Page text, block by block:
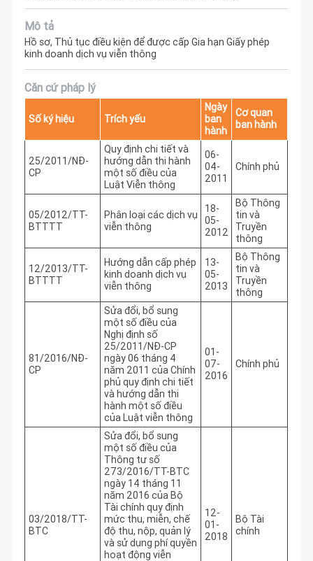
Mô tả
Hồ sơ, Thủ tục điều kiện để được cấp Gia hạn Giấy phép
kinh doanh dịch vụ viễn thông
Căn cứ pháp lý
Số ký hiệu Trích yếu
Ngày
ban
hành
Cơ quan
ban hành
25/2011/NĐ-
CP
Quy định chi tiết và
hướng dẫn thi hành
một số điều của
Luật Viễn thông
06-
04-
2011
Chính phủ
05/2012/TT-
BTTTT
Phân loại các dịch vụ
viễn thông
18-
05-
2012
Bộ Thông
tin và
Truyền
thông
12/2013/TT-
BTTTT
Hướng dẫn cấp phép
kinh doanh dịch vụ
viễn thông
13-
05-
2013
Bộ Thông
tin và
Truyền
thông
81/2016/NĐ-
CP
Sửa đổi, bổ sung
một số điều của
Nghị định số
25/2011/NĐ-CP
ngày 06 tháng 4
năm 2011 của Chính
phủ quy định chi tiết
và hướng dẫn thi
hành một số điều
của Luật viễn thông
01-
07-
2016
Chính phủ
03/2018/TT-
BTC
Sửa đổi, bổ sung
một số điều của
Thông tư số
273/2016/TT-BTC
ngày 14 tháng 11
năm 2016 của Bộ
Tài chính quy định
mức thu, miễn, chế
độ thu, nộp, quản lý
và sử dụng phí quyền
hoạt động viễn
12-
01-
2018
Bộ Tài
chính